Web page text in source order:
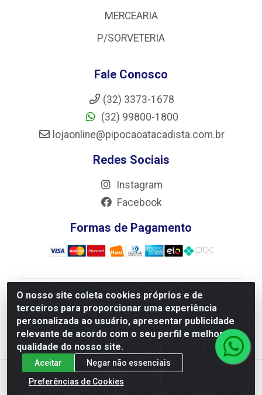
O nosso site coleta cookies próprios e de
terceiros para proporcionar uma experiência
personalizada ao usuário, apresentar publicidade
relevante de acordo com o seu perfil e melhorar a
qualidade do nosso site.
Aceitar
Negar não essenciais
Preferências de Cookies
MERCEARIA
P/SORVETERIA
Fale Conosco
(32) 3373-1678
(32) 99800-1800
lojaonline@pipocaoatacadista.com.br
Redes Sociais
Instagram
Facebook
Formas de Pagamento
JRS Distribuição e Logística LTDA - Rua Antônio do
Sacramento Torga 70, Vila Nossa Senhora de Fatima -
São João Del Rei/MG - CEP 36305-334 - CNPJ
66.194.085/0001-02